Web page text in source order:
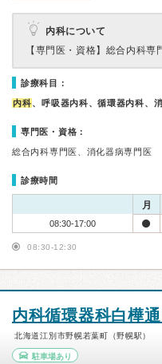
内科について
【専門医・資格】 総合内科専
診療科目：
内科、呼吸器内科、循環器内科、
専門医・資格：
総合内科専門医、消化器病専門医
診療時間
月
08:30-17:00
08:30-12:30
内科循環器科白樺
北海道江別市野幌若葉町（野幌駅）
駐車場あり